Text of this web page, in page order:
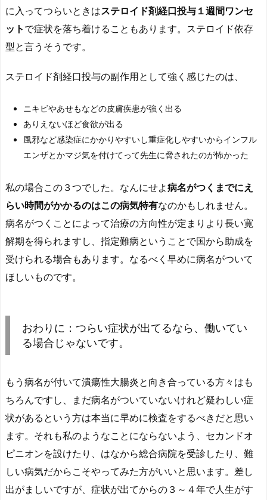
に入ってつらいときはステロイド剤経口投与１週間ワンセ
ット で症状を落ち着けることもあります。ステロイド依存
型と言うそうです。
ステロイド剤経口投与の副作用として強く感じたのは、
ニキビやあせもなどの皮膚疾患が強く出る
ありえないほど食欲が出る
風邪など感染症にかかりやすいし重症化しやすいからインフル
エンザとかマジ気を付けてって先生に脅されたのが怖かった
私の場合この３つでした。なんにせよ病名がつくまでにえ
らい時間がかかるのはこの病気特有なのかもしれません。
病名がつくことによって治療の方向性が定まりより長い寛
解期を得られますし、指定難病ということで国から助成を
受けられる場合もあります。なるべく早めに病名がついて
ほしいものです。
おわりに：つらい症状が出てるなら、働いてい
る場合じゃないです。
もう病名が付いて潰瘍性大腸炎と向き合っている方々はも
ちろんですし、まだ病名がついていないけれど疑わしい症
状があるという方は本当に早めに検査をするべきだと思い
ます。それも私のようなことにならないよう、セカンドオ
ピニオンを設けたり、はなから総合病院を受診したり、難
しい病気だからこそやってみた方がいいと思います。差し
出がましいですが、症状が出てからの３～４年で人生がす